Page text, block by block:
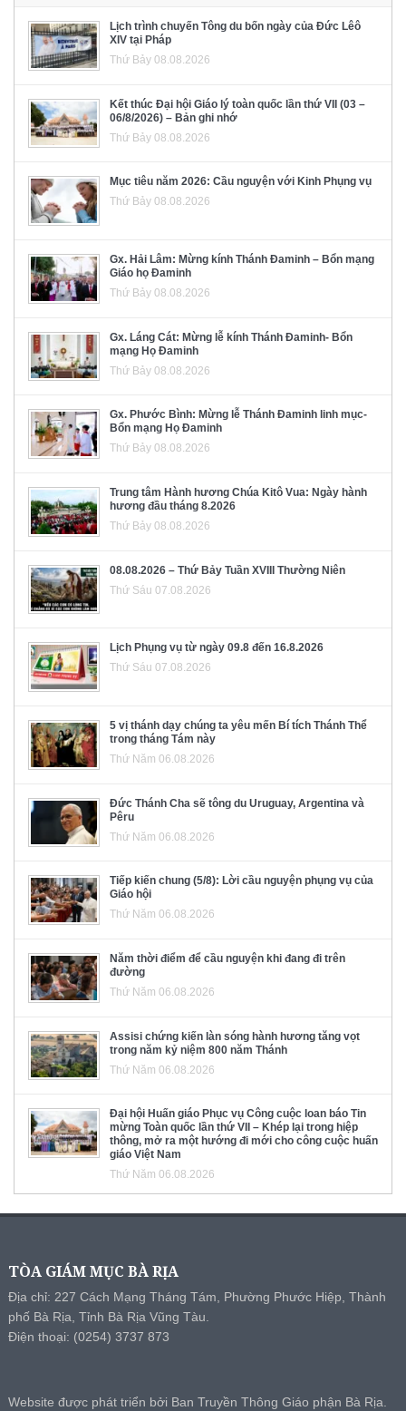
Lịch trình chuyến Tông du bốn ngày của Đức Lêô
XIV tại Pháp
Thứ Bảy 08.08.2026
Kết thúc Đại hội Giáo lý toàn quốc lần thứ VII (03 –
06/8/2026) – Bản ghi nhớ
Thứ Bảy 08.08.2026
Mục tiêu năm 2026: Cầu nguyện với Kinh Phụng vụ
Thứ Bảy 08.08.2026
Gx. Hải Lâm: Mừng kính Thánh Đaminh – Bổn mạng
Giáo họ Đaminh
Thứ Bảy 08.08.2026
Gx. Láng Cát: Mừng lễ kính Thánh Đaminh- Bổn
mạng Họ Đaminh
Thứ Bảy 08.08.2026
Gx. Phước Bình: Mừng lễ Thánh Đaminh linh mục-
Bổn mạng Họ Đaminh
Thứ Bảy 08.08.2026
Trung tâm Hành hương Chúa Kitô Vua: Ngày hành
hương đầu tháng 8.2026
Thứ Bảy 08.08.2026
08.08.2026 – Thứ Bảy Tuần XVIII Thường Niên
Thứ Sáu 07.08.2026
Lịch Phụng vụ từ ngày 09.8 đến 16.8.2026
Thứ Sáu 07.08.2026
5 vị thánh dạy chúng ta yêu mến Bí tích Thánh Thể
trong tháng Tám này
Thứ Năm 06.08.2026
Đức Thánh Cha sẽ tông du Uruguay, Argentina và
Pêru
Thứ Năm 06.08.2026
Tiếp kiến chung (5/8): Lời cầu nguyện phụng vụ của
Giáo hội
Thứ Năm 06.08.2026
Năm thời điểm để cầu nguyện khi đang đi trên
đường
Thứ Năm 06.08.2026
Assisi chứng kiến làn sóng hành hương tăng vọt
trong năm kỷ niệm 800 năm Thánh
Thứ Năm 06.08.2026
Đại hội Huấn giáo Phục vụ Công cuộc loan báo Tin
mừng Toàn quốc lần thứ VII – Khép lại trong hiệp
thông, mở ra một hướng đi mới cho công cuộc huấn
giáo Việt Nam
Thứ Năm 06.08.2026
TÒA GIÁM MỤC BÀ RỊA
Địa chỉ: 227 Cách Mạng Tháng Tám, Phường Phước Hiệp, Thành
phố Bà Rịa, Tỉnh Bà Rịa Vũng Tàu.
Điện thoại: (0254) 3737 873
Website được phát triển bởi Ban Truyền Thông Giáo phận Bà Rịa.